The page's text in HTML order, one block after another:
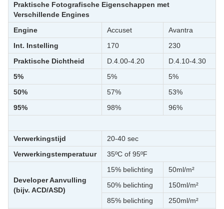
Praktische Fotografische Eigenschappen met
Verschillende Engines
Engine
Accuset
Avantra
Int. Instelling
170
230
Praktische Dichtheid
D.4.00-4.20
D.4.10-4.30
5%
5%
5%
50%
57%
53%
95%
98% 96%
Verwerkingstijd
20-40 sec
Verwerkingstemperatuur
​35ºC of 95ºF
Developer Aanvulling
(bijv. ACD/ASD)
15% belichting
50ml/m²
50% belichting
150ml/m²
85% belichting
250ml/m²